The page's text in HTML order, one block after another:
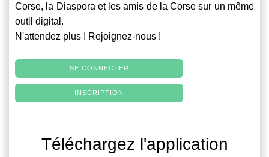
Corse, la Diaspora et les amis de la Corse sur un même
outil digital.
N'attendez plus ! Rejoignez-nous !
SE CONNECTER
INSCRIPTION
Téléchargez l'application